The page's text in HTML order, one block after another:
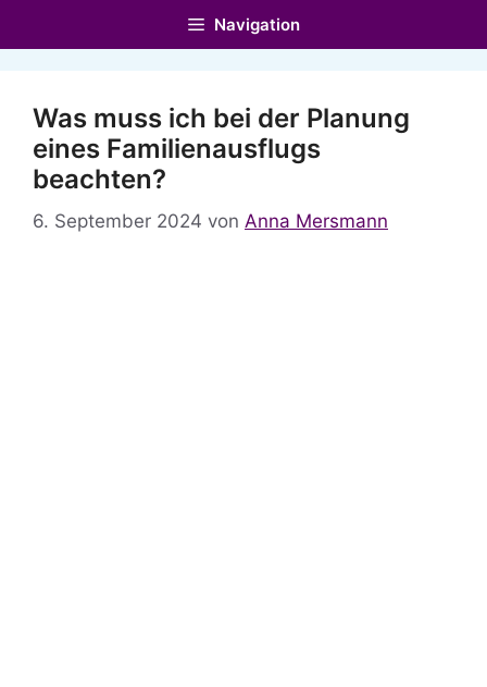
Navigation
Was muss ich bei der Planung
eines Familienausflugs
beachten?
6. September 2024 von Anna Mersmann